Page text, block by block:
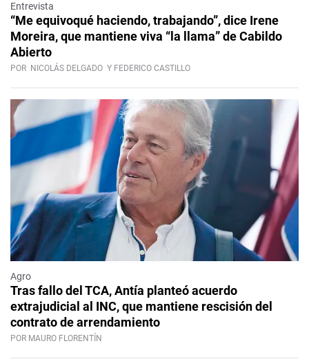
Entrevista
“Me equivoqué haciendo, trabajando”, dice Irene
Moreira, que mantiene viva “la llama” de Cabildo
Abierto
POR NICOLÁS DELGADO Y FEDERICO CASTILLO
Agro
Tras fallo del TCA, Antía planteó acuerdo
extrajudicial al INC, que mantiene rescisión del
contrato de arrendamiento
POR MAURO FLORENTÍN